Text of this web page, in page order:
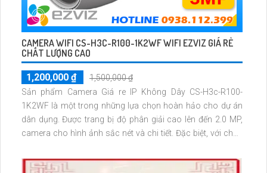
CAMERA WIFI CS-H3C-R100-1K2WF WIFI EZVIZ GIÁ RẺ
CHẤT LƯỢNG CAO
1,200,000 ₫
1,500,000 ₫
Sản phẩm Camera Giá re IP Không Dây CS-H3c-R100-
1K2WF là một trong những lựa chọn hoàn hảo cho dự án
dân dụng. Được trang bị độ phân giải cao lên đến 2.0 MP,
camera cho hình ảnh sắc nét và chi tiết. Đặc biệt, với chức
quan sát tốt trong môi trường thiếu sáng